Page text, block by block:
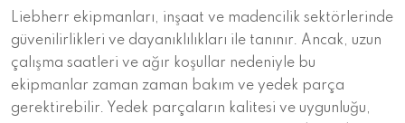
Liebherr ekipmanları, inşaat ve madencilik sektörlerinde
güvenilirlikleri ve dayanıklılıkları ile tanınır. Ancak, uzun
çalışma saatleri ve ağır koşullar nedeniyle bu
ekipmanlar zaman zaman bakım ve yedek parça
gerektirebilir. Yedek parçaların kalitesi ve uygunluğu,